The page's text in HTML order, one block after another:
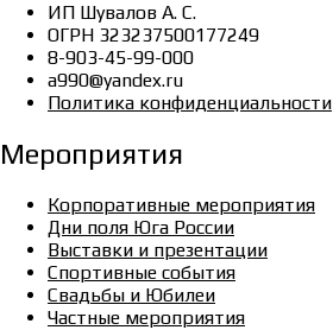
ИП Шувалов А. С.
ОГРН 323237500177249
8-903-45-99-000
a990@yandex.ru
Политика конфиденциальности
Мероприятия
Корпоративные мероприятия
Дни поля Юга России
Выставки и презентации
Спортивные события
Свадьбы и Юбилеи
Частные мероприятия